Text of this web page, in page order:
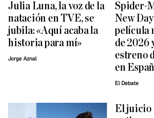
Julia Luna, la voz de la
natación en TVE, se
jubila: «Aquí acaba la
historia para mí»
Jorge Aznal
Spider-
New
película
de 2026
estreno
en
El Debate
El juicio